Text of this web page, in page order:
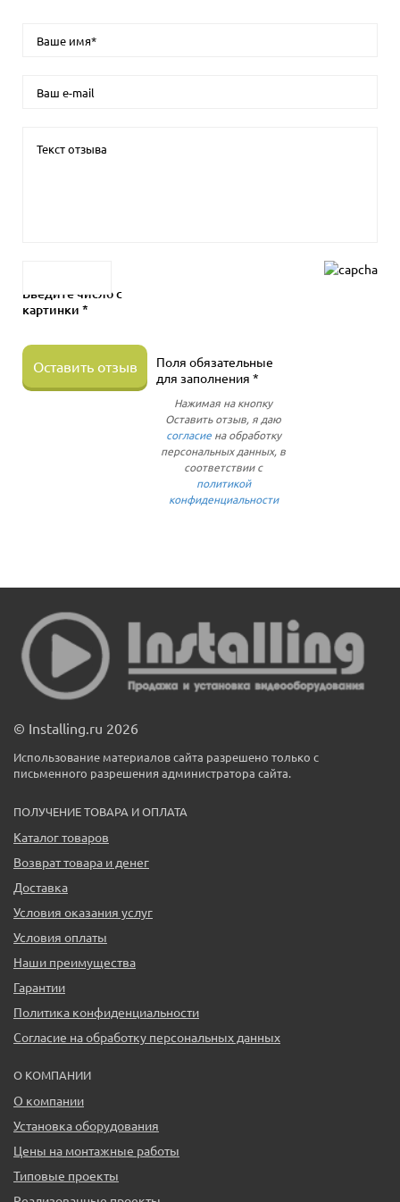
Введите число с
картинки *
Оставить отзыв
Поля обязательные
для заполнения *
Нажимая на кнопку
Оставить отзыв, я даю
согласиена обработку
персональных данных, в
соответствии с
политикой
конфиденциальности
© Installing.ru 2026
Использование материалов сайта разрешено только с
письменного разрешения администратора сайта.
ПОЛУЧЕНИЕ ТОВАРА И ОПЛАТА
Каталог товаров
Возврат товара и денег
Доставка
Условия оказания услуг
Условия оплаты
Наши преимущества
Гарантии
Политика конфиденциальности
Согласие на обработку персональных данных
О КОМПАНИИ
О компании
Установка оборудования
Цены на монтажные работы
Типовые проекты